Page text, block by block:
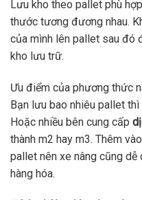
Lưu kho theo pallet phù
thước tương đương nhau.
của mình lên pallet sau đó
kho lưu trữ.
Ưu điểm của phương thức
Bạn lưu bao nhiêu pallet
Hoặc nhiều bên cung cấp
thành m2 hay m3. Thêm
pallet nên xe nâng cũng
hàng hóa.